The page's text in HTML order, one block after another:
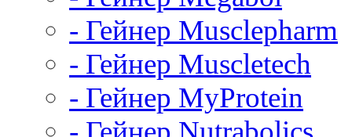
- Гейнер Musclepharm
- Гейнер Muscletech
- Гейнер MyProtein